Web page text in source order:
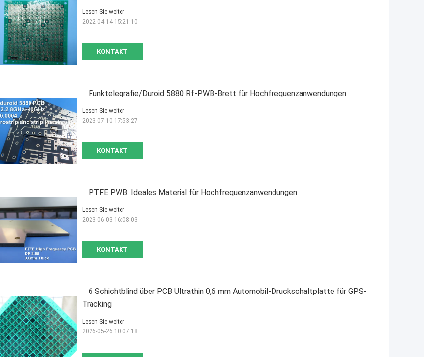
KONTAKT
Lesen Sie weiter
2022-04-14 15:21:10
Funktelegrafie/Duroid 5880 Rf-PWB-Brett für Hochfrequenzanwendungen
KONTAKT
Lesen Sie weiter
2023-07-10 17:53:27
PTFE PWB: Ideales Material für Hochfrequenzanwendungen
KONTAKT
Lesen Sie weiter
2023-06-03 16:08:03
6 Schichtblind über PCB Ultrathin 0,6 mm Automobil-Druckschaltplatte für GPS-
Tracking
Lesen Sie weiter
2026-05-26 10:07:18